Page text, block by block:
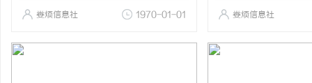
娄烦信息社 1970-01-01 娄烦信息社